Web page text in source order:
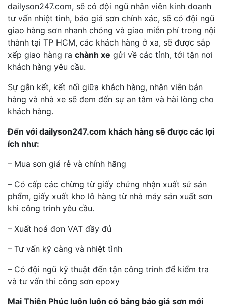
dailyson247.com, sẽ có đội ngũ nhân viên kinh doanh
tư vấn nhiệt tình, báo giá sơn chính xác, sẽ có đội ngũ
giao hàng sơn nhanh chóng và giao miễn phí trong nội
thành tại TP HCM, các khách hàng ở xa, sẽ được sắp
xếp giao hàng ra chành xe gửi về các tỉnh, tới tận nơi
khách hàng yêu cầu.
Sự gắn kết, kết nối giữa khách hàng, nhân viên bán
hàng và nhà xe sẽ đem đến sự an tâm và hài lòng cho
khách hàng.
Đến với dailyson247.com khách hàng sẽ được các lợi
ích như:
– Mua sơn giá rẻ và chính hãng
– Có cấp các chừng từ giấy chứng nhận xuất sứ sản
phẩm, giấy xuất kho lô hàng từ nhà máy sản xuất sơn
khi công trình yêu cầu.
– Xuất hoá đơn VAT đầy đủ
– Tư vấn kỹ càng và nhiệt tình
– Có đội ngũ kỹ thuật đến tận công trình để kiểm tra
và tư vấn thi công sơn epoxy
Mai Thiên Phúc luôn luôn có bảng báo giá sơn mới